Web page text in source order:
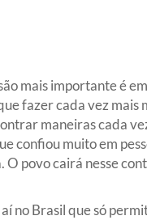
mais importante é
fazer cada vez mais
maneiras cada
confiou muito em
povo cairá nesse
no Brasil que só